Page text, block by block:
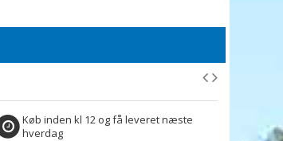
Køb inden kl 12 og få leveret næste
hverdag